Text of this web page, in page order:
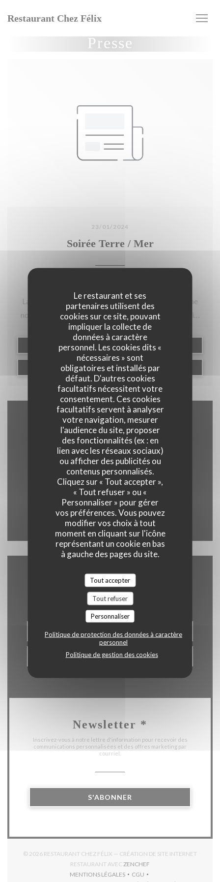
Le restaurant et ses
partenaires utilisent des
cookies sur ce site, pouvant
impliquer la collecte de
données à caractère
personnel. Les cookies dits «
nécessaires » sont
obligatoires et installés par
défaut. D'autres cookies
facultatifs nécessitent votre
consentement. Ces cookies
facultatifs servent à analyser
votre navigation, mesurer
l'audience du site, proposer
des fonctionnalités (ex : en
lien avec les réseaux sociaux)
ou afficher des publicités ou
contenus personnalisés.
Cliquez sur « Tout accepter »,
« Tout refuser » ou «
Personnaliser » pour gérer
vos préférences. Vous pouvez
modifier vos choix à tout
moment en cliquant sur l'icône
représentant un cookie en bas
à gauche des pages du site.
Tout accepter
Tout refuser
Personnaliser
Politique de protection des données à caractère
personnel
Politique de gestion des cookies
Restaurant Chez Félix
Presse
23/01/2024
Soirée Terre / Mer
Lassaigne ne changent pas une équipe qui gagne. Une
nouvelle fois, ils font le pari de créer un (double) étoilé
éphémère à Troyes, en invitant chez « Felix » le chef du
restaurant parisien le Taillevent, Giulano Sperandio, et
sa cheffe pâtissière, Émilie Couturier.
LIRE L'ARTICLE((OUVRE UNE NOUVELLE
VOIR L'ARTICLE((OUVRE UNE NOUVELLE
Accès/Contact
5 Rle des Chats 10000 Troyes
03 10 94 03 03
Instagram ((ouvre une
Nous contacter
RÉSERVER
BONS CADEAUX
Newsletter *
Inscrivez-vous à notre lettre d'information pour recevoir des
communications personnalisées et des offres marketing par
courriel.
S'ABONNER
© 2026 RESTAURANT CHEZ FÉLIX — CRÉATION DE SITE INTERNET
RESTAURANT AVEC ZENCHEF
MENTIONS LÉGALES
((OUVRE UNE NOUVELLE FENÊTRE))
CGU
((OUVRE UNE NOUVELLE